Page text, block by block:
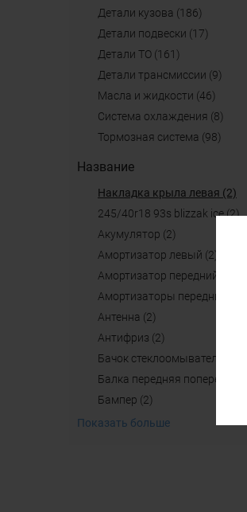
детали кузова (186)
детали подвески (17)
детали ТО (161)
детали трансмиссии (9)
масла и жидкости (46)
система охлаждения (8)
тормозная система (98)
Название
накладка крыла левая (2)
245/40r18 93s blizzak ice (2)
акумулятор (2)
амортизатор левый (2)
амортизатор передний (2)
амортизаторы передние (2)
антенна (2)
aнтифриз (2)
бачок стеклоомывателя (4)
балка передняя поперечная
бампер (2)
Показать больше